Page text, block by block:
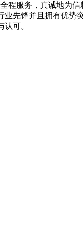
服务，真诚地为
先锋并且拥有优
可。